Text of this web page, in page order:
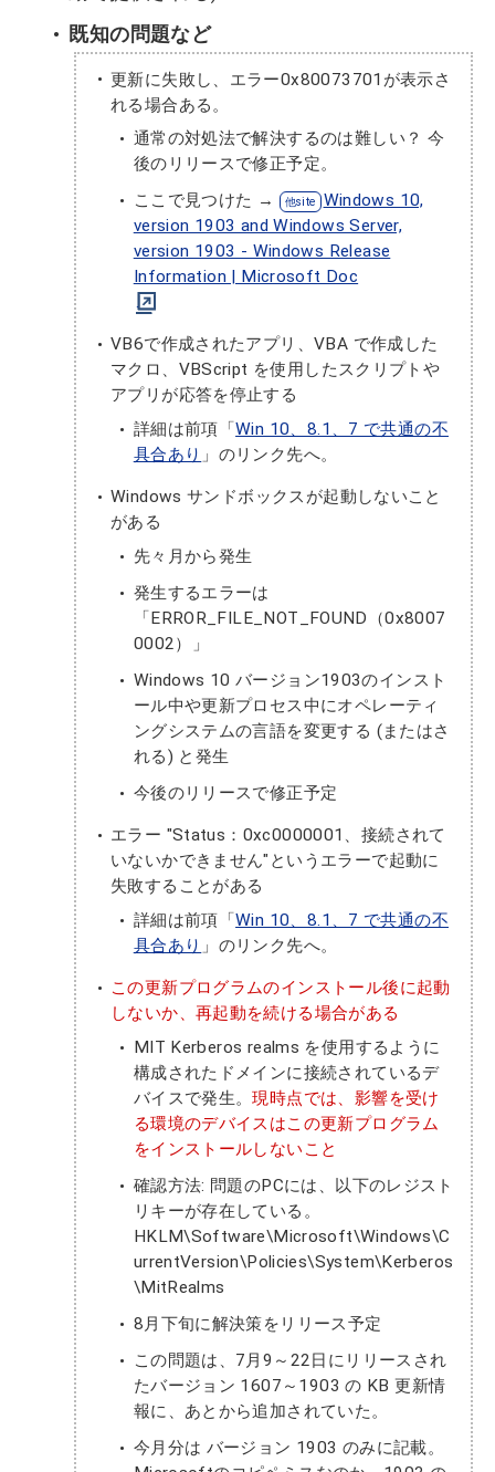
既知の問題など
更新に失敗し、エラー0x80073701が表示さ
れる場合ある。
通常の対処法で解決するのは難しい？ 今
後のリリースで修正予定。
ここで見つけた →
Windows 10,
version 1903 and Windows Server,
version 1903 - Windows Release
Information | Microsoft Doc
VB6で作成されたアプリ、VBA で作成した
マクロ、VBScript を使用したスクリプトや
アプリが応答を停止する
詳細は前項「Win 10、8.1、7 で共通の不
具合あり 」のリンク先へ。
Windows サンドボックスが起動しないこと
がある
先々月から発生
発生するエラーは
「ERROR_FILE_NOT_FOUND（0x8007
0002）」
Windows 10 バージョン1903のインスト
ール中や更新プロセス中にオペレーティ
ングシステムの言語を変更する (またはさ
れる) と発生
今後のリリースで修正予定
エラー "Status：0xc0000001、接続されて
いないかできません"というエラーで起動に
失敗することがある
詳細は前項「Win 10、8.1、7 で共通の不
具合あり 」のリンク先へ。
この更新プログラムのインストール後に起動
しないか、再起動を続ける場合がある
MIT Kerberos realms を使用するように
構成されたドメインに接続されているデ
バイスで発生。現時点では、影響を受け
る環境のデバイスはこの更新プログラム
をインストールしないこと
確認方法: 問題のPCには、以下のレジスト
リキーが存在している。
HKLM\Software\Microsoft\Windows\C
urrentVersion\Policies\System\Kerberos
\MitRealms
8月下旬に解決策をリリース予定
この問題は、7月9～22日にリリースされ
たバージョン 1607～1903 の KB 更新情
報に、あとから追加されていた。
今月分は バージョン 1903 のみに記載。